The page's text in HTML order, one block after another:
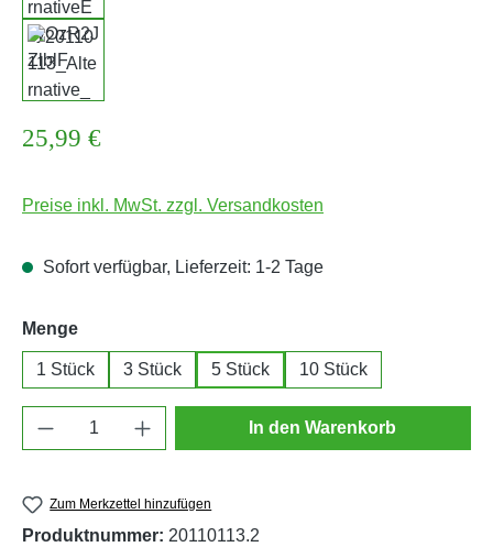
Regulärer Preis:
25,99 €
Preise inkl. MwSt. zzgl. Versandkosten
Sofort verfügbar, Lieferzeit: 1-2 Tage
Mengeauswählen
1 Stück 3 Stück 5 Stück 10 Stück
Produkt Anzahl: Gib den gewünschten
In den Warenkorb
Zum Merkzettel hinzufügen
Produktnummer: 20110113.2